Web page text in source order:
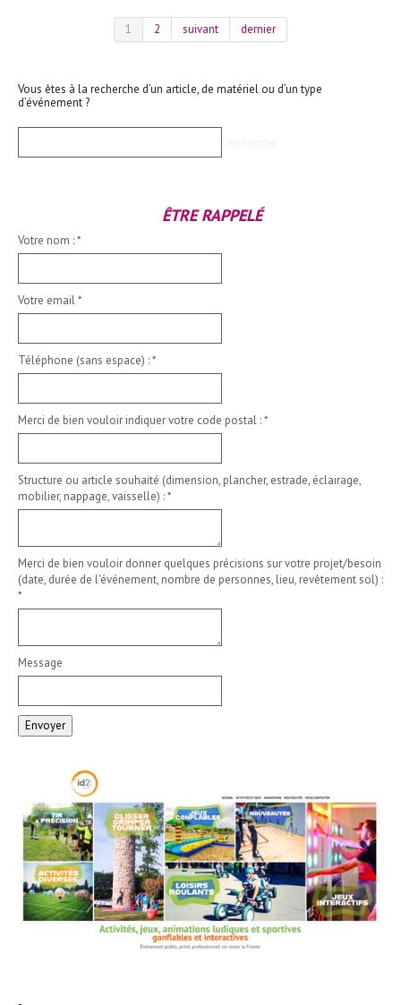
1 2 suivant dernier
Vous êtes à la recherche d’un article, de matériel ou d’un type
d’événement ?
ÊTRE RAPPELÉ
Votre nom :*
Votre email*
Téléphone (sans espace) :*
Merci de bien vouloir indiquer votre code postal :*
Structure ou article souhaité (dimension, plancher, estrade, éclairage,
mobilier, nappage, vaisselle) :*
Merci de bien vouloir donner quelques précisions sur votre projet/besoin
(date, durée de l'événement, nombre de personnes, lieu, revêtement sol) :
*
Message
Envoyer